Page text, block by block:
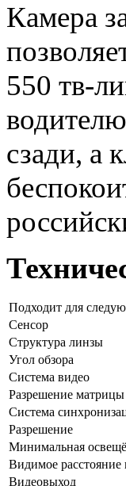
Камера
550 тв-
сзади, а
Подходит для
Сенсор
Структура линзы
Угол обзора
Система видео
Разрешение матрицы
Система
Разрешение
Минимальная
Видимое расстояние
Видеовыход